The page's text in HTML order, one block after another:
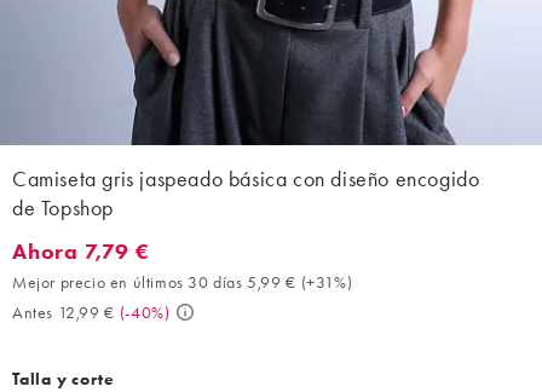
Camiseta gris jaspeado básica con diseño encogido
de Topshop
Ahora 7,79 €. Mejor precio en últimos 30 días 5,99 € (+31%).
Ahora 7,79 €
Mejor precio en últimos 30 días 5,99 € (+31%)
Antes 12,99 € (-40%)
Talla y corte